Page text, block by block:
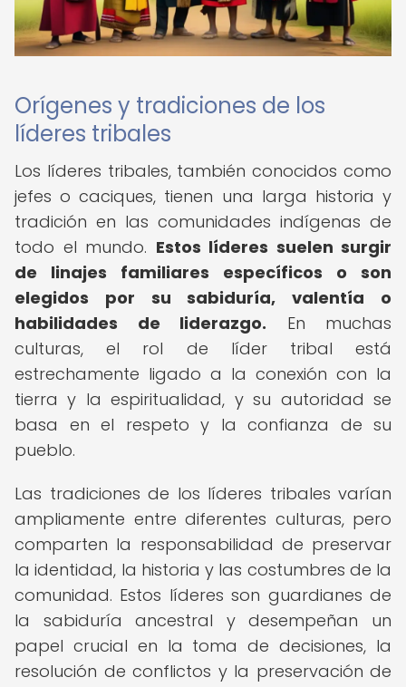
Orígenes y tradiciones de los
líderes tribales
Los líderes tribales, también conocidos como
jefes o caciques, tienen una larga historia y
tradición en las comunidades indígenas de
todo el mundo. Estos líderes suelen surgir
de linajes familiares específicos o son
elegidos por su sabiduría, valentía o
habilidades de liderazgo. En muchas
culturas, el rol de líder tribal está
estrechamente ligado a la conexión con la
tierra y la espiritualidad, y su autoridad se
basa en el respeto y la confianza de su
pueblo.
Las tradiciones de los líderes tribales varían
ampliamente entre diferentes culturas, pero
comparten la responsabilidad de preservar
la identidad, la historia y las costumbres de la
comunidad. Estos líderes son guardianes de
la sabiduría ancestral y desempeñan un
papel crucial en la toma de decisiones, la
resolución de conflictos y la preservación de